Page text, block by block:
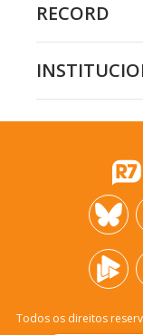
RECORD
Todos os direitos